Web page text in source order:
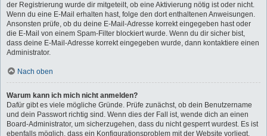
der Registrierung wurde dir mitgeteilt, ob eine Aktivierung nötig ist oder nicht.
Wenn du eine E-Mail erhalten hast, folge den dort enthaltenen Anweisungen.
Ansonsten prüfe, ob du deine E-Mail-Adresse korrekt eingegeben hast oder
die E-Mail von einem Spam-Filter blockiert wurde. Wenn du dir sicher bist,
dass deine E-Mail-Adresse korrekt eingegeben wurde, dann kontaktiere einen
Administrator.
Nach oben
Warum kann ich mich nicht anmelden?
Dafür gibt es viele mögliche Gründe. Prüfe zunächst, ob dein Benutzername
und dein Passwort richtig sind. Wenn dies der Fall ist, wende dich an einen
Board-Administrator, um sicherzugehen, dass du nicht gesperrt wurdest. Es ist
ebenfalls möglich, dass ein Konfigurationsproblem mit der Website vorliegt,